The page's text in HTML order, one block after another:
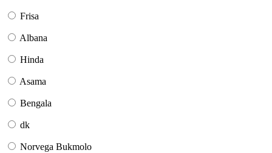
Frisa
Albana
Hinda
Asama
Bengala
dk
Norvega Bukmolo